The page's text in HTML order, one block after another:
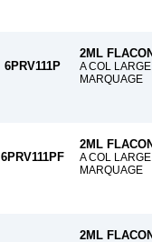
6PRV111P
2ML
A COL
MARQUAGE
6PRV111PF
2ML
A COL
MARQUAGE
2ML